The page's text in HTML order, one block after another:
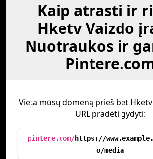
Kaip atrasti ir
Hketv Vaizdo
Nuotraukos ir
Vieta mūsų domeną prieš bet
URL pradėti gydyti:
pintere.com/https://
o/media